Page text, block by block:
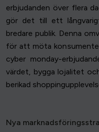
erbjudanden över flera
gör det till ett
bredare publik. Denna
för att möta
cyber monday-
värdet, bygga lojalitet
berikad
Nya